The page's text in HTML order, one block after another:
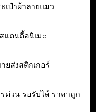
เป๋าผ้าลายแมว
สแตนดี้อนิเมะ
ยส่งสติกเกอร์
รด่วน รอรับได้ ราคาถูก